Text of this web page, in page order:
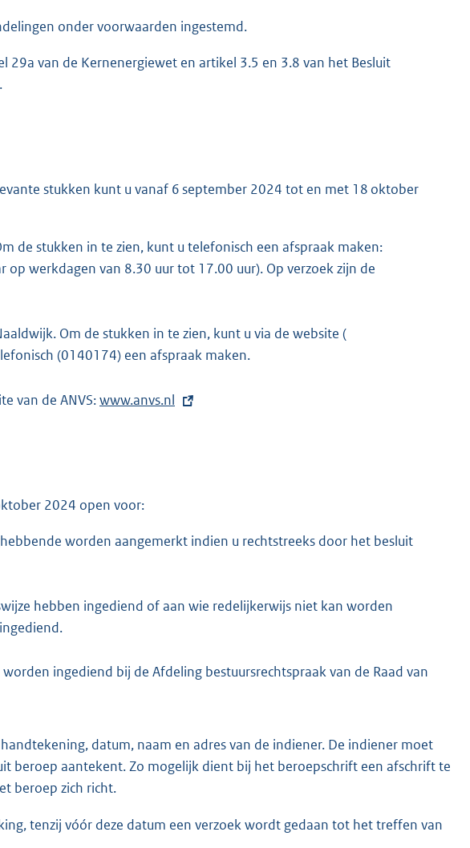
onder voorwaarden ingestemd.
29a van de Kernenergiewet en artikel 3.5 en 3.8 van het Besluit
stukken kunt u vanaf 6 september 2024 tot en met 18 oktober
de stukken in te zien, kunt u telefonisch een afspraak maken:
werkdagen van 8.30 uur tot 17.00 uur). Op verzoek zijn de
Om de stukken in te zien, kunt u via de website (
k
(0140174) een afspraak maken.
van de ANVS:E
n
l
k
www.anvs.nl
2024 open voor:
worden aangemerkt indien u rechtstreeks door het besluit
hebben ingediend of aan wie redelijkerwijs niet kan worden
ingediend bij de Afdeling bestuursrechtspraak van de Raad van
datum, naam en adres van de indiener. De indiener moet
beroep aantekent. Zo mogelijk dient bij het beroepschrift een afschrift te
beroep zich richt.
tenzij vóór deze datum een verzoek wordt gedaan tot het treffen van